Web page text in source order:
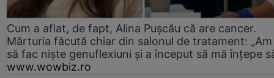
Cum a aflat, de fapt, Alina Pușcău că are cancer.
Mărturia făcută chiar din salonul de tratament:
să fac niște genuflexiuni și a început să mă înțepe
www.wowbiz.ro